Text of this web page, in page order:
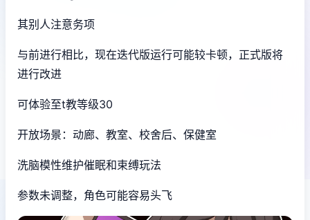
其别人注意务项
与前进行相比，现在迭代版运行可能较卡顿，正式版将
进行改进
可体验至t教等级30
开放场景：动廊、教室、校舍后、保健室
洗脑模性维护催眠和束缚玩法
参数未调整，角色可能容易头飞